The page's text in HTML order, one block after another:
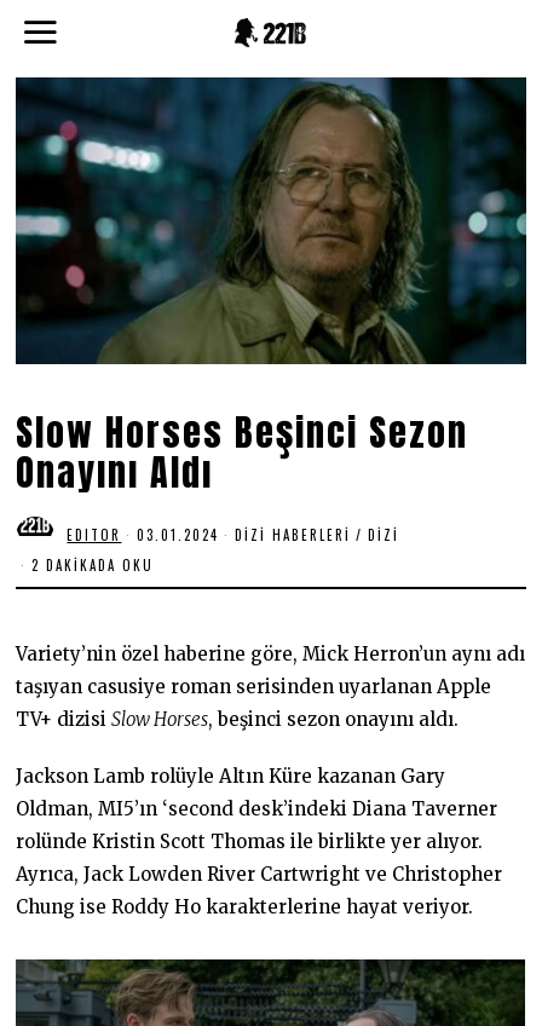
Slow Horses Beşinci Sezon
Onayını Aldı
EDITOR 03.01.2024 0
0
2
0
2
4
DIZI HABERLERI / DIZI
2 DAKIKADA OKU
Variety’nin özel haberine göre, Mick Herron’un aynı adı
taşıyan casusiye roman serisinden uyarlanan Apple
TV+ dizisiSlow Horses, beşinci sezon onayını aldı.
Jackson Lamb rolüyle Altın Küre kazanan Gary
Oldman, MI5’ın ‘second desk’indeki Diana Taverner
rolünde Kristin Scott Thomas ile birlikte yer alıyor.
Ayrıca, Jack Lowden River Cartwright ve Christopher
Chung ise Roddy Ho karakterlerine hayat veriyor.